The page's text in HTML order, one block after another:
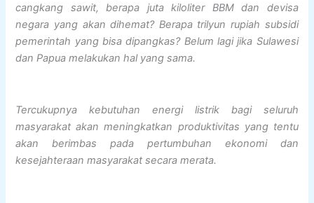
cangkang sawit, berapa juta kiloliter BBM dan devisa
negara yang akan dihemat? Berapa trilyun rupiah subsidi
pemerintah yang bisa dipangkas? Belum lagi jika Sulawesi
dan Papua melakukan hal yang sama.
Tercukupnya kebutuhan energi listrik bagi seluruh
masyarakat akan meningkatkan produktivitas yang tentu
akan berimbas pada pertumbuhan ekonomi dan
kesejahteraan masyarakat secara merata.